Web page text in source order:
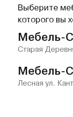
Выберите
которого вы
Мебель-
Старая
Мебель-
Лесная ул.